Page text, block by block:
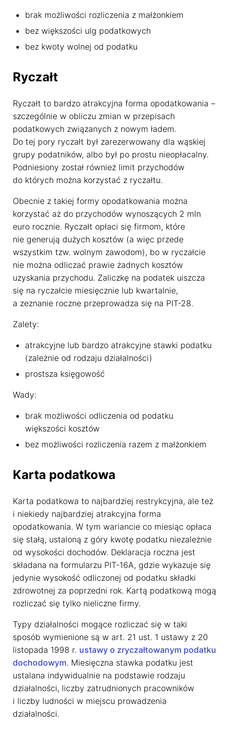
brak możliwości rozliczenia z małżonkiem
bez większości ulg podatkowych
bez kwoty wolnej od podatku
Ryczałt
Ryczałt to bardzo atrakcyjna forma opodatkowania –
szczególnie w obliczu zmian w przepisach
podatkowych związanych z nowym ładem.
Do tej pory ryczałt był zarezerwowany dla wąskiej
grupy podatników, albo był po prostu nieopłacalny.
Podniesiony został również limit przychodów
do których można korzystać z ryczałtu.
Obecnie z takiej formy opodatkowania można
korzystać aż do przychodów wynoszących 2 mln
euro rocznie. Ryczałt opłaci się firmom, które
nie generują dużych kosztów (a więc przede
wszystkim tzw. wolnym zawodom), bo w ryczałcie
nie można odliczać prawie żadnych kosztów
uzyskania przychodu. Zaliczkę na podatek uiszcza
się na ryczałcie miesięcznie lub kwartalnie,
a zeznanie roczne przeprowadza się na PIT-28.
Zalety:
atrakcyjne lub bardzo atrakcyjne stawki podatku
(zależnie od rodzaju działalności)
prostsza księgowość
Wady:
brak możliwości odliczenia od podatku
większości kosztów
bez możliwości rozliczenia razem z małżonkiem
Karta podatkowa
Karta podatkowa to najbardziej restrykcyjna, ale też
i niekiedy najbardziej atrakcyjna forma
opodatkowania. W tym wariancie co miesiąc opłaca
się stałą, ustaloną z góry kwotę podatku niezależnie
od wysokości dochodów. Deklaracja roczna jest
składana na formularzu PIT-16A, gdzie wykazuje się
jedynie wysokość odliczonej od podatku składki
zdrowotnej za poprzedni rok. Kartą podatkową mogą
rozliczać się tylko nieliczne firmy.
Typy działalności mogące rozliczać się w taki
sposób wymienione są w art. 21 ust. 1 ustawy z 20
listopada 1998 r. ustawy o zryczałtowanym podatku
dochodowym. Miesięczna stawka podatku jest
ustalana indywidualnie na podstawie rodzaju
działalności, liczby zatrudnionych pracowników
i liczby ludności w miejscu prowadzenia
działalności.
Dostosujemy się do Ciebie
Używamy ciasteczek, dzięki którym nasza strona jest dla
Ciebie bardziej przyjazna i działa niezawodnie. Pozwalają
one również dopasować treści i reklamy do Twoich